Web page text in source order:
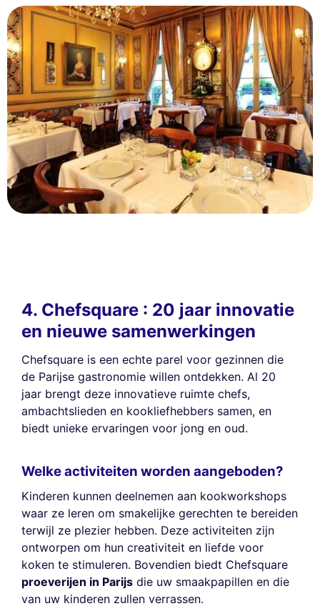
4. Chefsquare : 20 jaar innovatie
en nieuwe samenwerkingen
Chefsquare is een echte parel voor gezinnen die
de Parijse gastronomie willen ontdekken. Al 20
jaar brengt deze innovatieve ruimte chefs,
ambachtslieden en kookliefhebbers samen, en
biedt unieke ervaringen voor jong en oud.
Welke activiteiten worden aangeboden?
Kinderen kunnen deelnemen aan kookworkshops
waar ze leren om smakelijke gerechten te bereiden
terwijl ze plezier hebben. Deze activiteiten zijn
ontworpen om hun creativiteit en liefde voor
koken te stimuleren. Bovendien biedt Chefsquare
proeverijen in Parijs die uw smaakpapillen en die
van uw kinderen zullen verrassen.